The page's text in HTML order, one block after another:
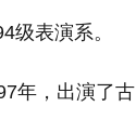
表演系。
年，出演了古